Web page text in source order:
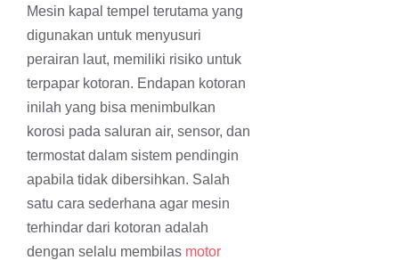
Mesin kapal tempel terutama yang
digunakan untuk menyusuri
perairan laut, memiliki risiko untuk
terpapar kotoran. Endapan kotoran
inilah yang bisa menimbulkan
korosi pada saluran air, sensor, dan
termostat dalam sistem pendingin
apabila tidak dibersihkan. Salah
satu cara sederhana agar mesin
terhindar dari kotoran adalah
dengan selalu membilas motor